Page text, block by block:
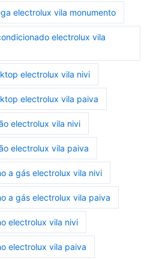
electrolux vila monumento
electrolux vila
electrolux vila nivi
electrolux vila paiva
electrolux vila nivi
electrolux vila paiva
a gás electrolux vila nivi
a gás electrolux vila paiva
electrolux vila nivi
electrolux vila paiva